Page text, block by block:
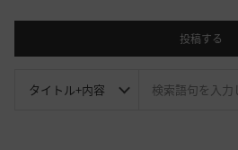
投稿する